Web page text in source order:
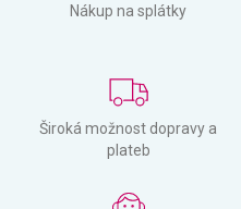
Nákup na splátky
Široká možnost dopravy a
plateb